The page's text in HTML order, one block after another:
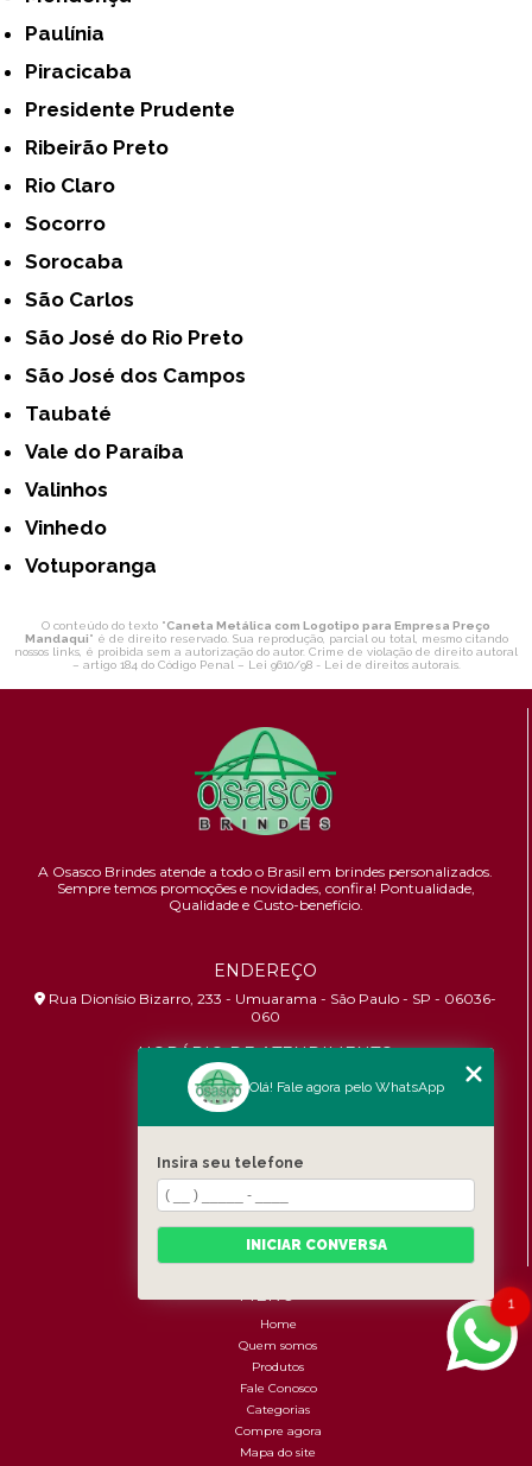
Paulínia
Piracicaba
Presidente Prudente
Ribeirão Preto
Rio Claro
Socorro
Sorocaba
São Carlos
São José do Rio Preto
São José dos Campos
Taubaté
Vale do Paraíba
Valinhos
Vinhedo
Votuporanga
O conteúdo do texto "Caneta Metálica com Logotipo para Empresa Preço
Mandaqui" é de direito reservado. Sua reprodução, parcial ou total, mesmo citando
nossos links, é proibida sem a autorização do autor. Crime de violação de direito autoral
– artigo 184 do Código Penal – Lei 9610/98 - Lei de direitos autorais.
A Osasco Brindes atende a todo o Brasil em brindes personalizados.
Sempre temos promoções e novidades, confira! Pontualidade,
Qualidade e Custo-benefício.
ENDEREÇO
Rua Dionísio Bizarro, 233 - Umuarama - São Paulo - SP - 06036-
060
HORÁRIO DE ATENDIMENTO
Segunda à Sexta: 8:30h às 17:00h
(11) 96456-9619
contato@osascobrindes.com.br
CNPJ:26.434.153/0001-30
MENU
Home
Quem somos
Produtos
Fale Conosco
Categorias
Compre agora
Mapa do site
1
Olá! Fale agora pelo WhatsApp
Insira seu telefone
INICIAR CONVERSA